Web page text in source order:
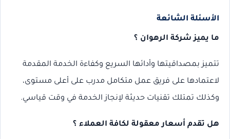
الأسئلة الشائعة
ما يميز شركة الرهوان ؟
تتميز بمصداقيتها وأدائها السريع وكفاءة الخدمة المقدمة
لاعتمادها على فريق عمل متكامل مدرب على أعلى مستوى،
وكذلك تمتلك تقنيات حديثة لإنجاز الخدمة في وقت قياسي.
هل تقدم أسعار معقولة لكافة العملاء ؟